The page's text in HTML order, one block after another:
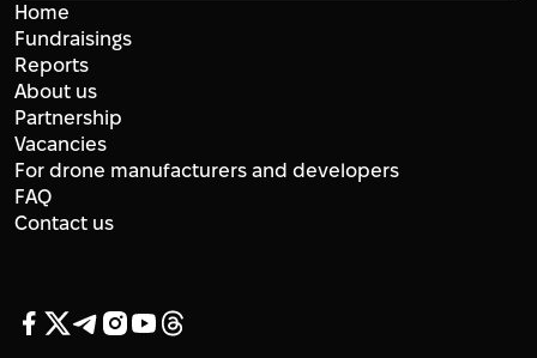
Home
Fundraisings
Reports
About us
Partnership
Vacancies
For drone manufacturers and developers
FAQ
Contact us